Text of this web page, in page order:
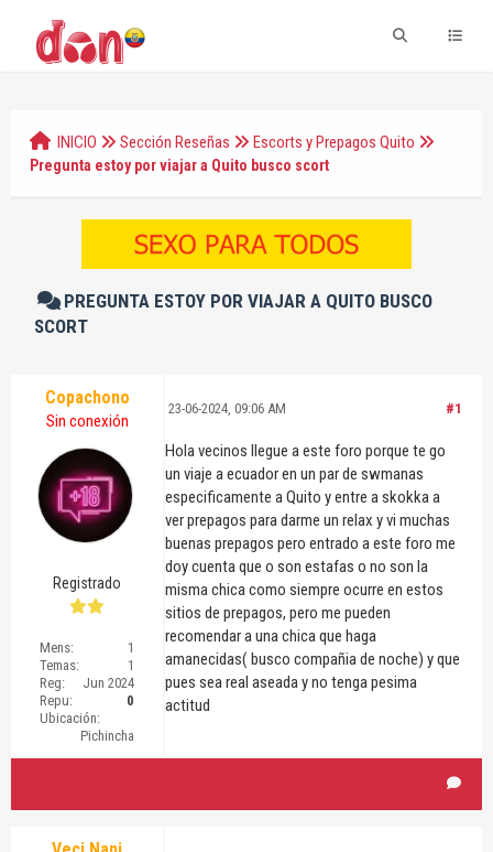
INICIO Sección Reseñas Escorts y Prepagos Quito
Pregunta estoy por viajar a Quito busco scort
PREGUNTA ESTOY POR VIAJAR A QUITO BUSCO
SCORT
Copachono
Sin conexión
Registrado
Mens:
1
Temas:
1
Reg:
Jun 2024
Repu:
0
Ubicación:
Pichincha
#1
23-06-2024, 09:06 AM
Hola vecinos llegue a este foro porque te go
un viaje a ecuador en un par de swmanas
especificamente a Quito y entre a skokka a
ver prepagos para darme un relax y vi muchas
buenas prepagos pero entrado a este foro me
doy cuenta que o son estafas o no son la
misma chica como siempre ocurre en estos
sitios de prepagos, pero me pueden
recomendar a una chica que haga
amanecidas( busco compañia de noche) y que
pues sea real aseada y no tenga pesima
actitud